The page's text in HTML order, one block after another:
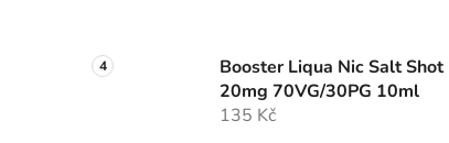
Booster Liqua Nic Salt Shot
20mg 70VG/30PG 10ml
135 Kč